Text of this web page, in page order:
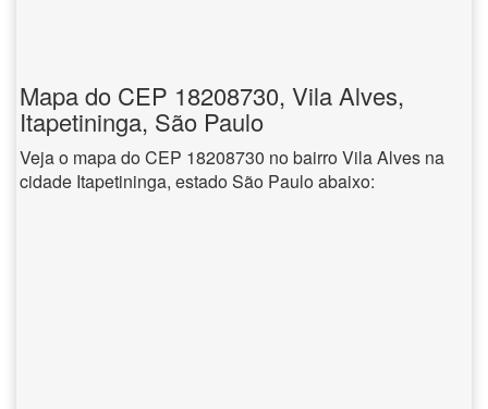
Mapa do CEP 18208730, Vila Alves,
Itapetininga, São Paulo
Veja o mapa do CEP 18208730 no bairro Vila Alves na
cidade Itapetininga, estado São Paulo abaixo: